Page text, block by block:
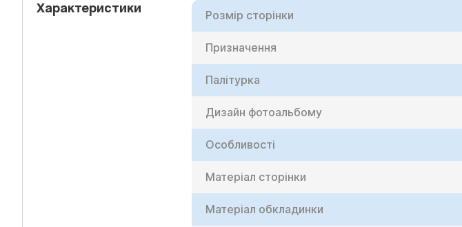
Характеристики Розмір сторінки
Призначення
Палітурка
Дизайн фотоальбому
Особливості
Матеріал сторінки
Матеріал обкладинки